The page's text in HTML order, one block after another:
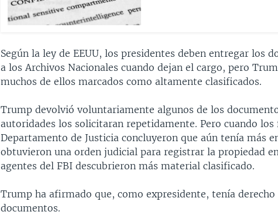
Según la ley de EEUU, los presidentes deben entregar los
a los Archivos Nacionales cuando dejan el cargo, pero
muchos de ellos marcados como altamente clasificados.
Trump devolvió voluntariamente algunos de los
autoridades los solicitaran repetidamente. Pero cuando
Departamento de Justicia concluyeron que aún tenía más
obtuvieron una orden judicial para registrar la propiedad
agentes del FBI descubrieron más material clasificado.
Trump ha afirmado que, como expresidente, tenía derecho
documentos.